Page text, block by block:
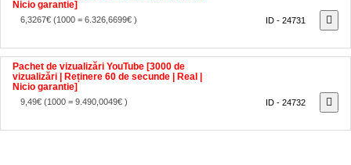
6,3267€(1000 = 6.326,6699€ )
Pachet de vizualizări YouTube [3000 de
vizualizări | Reținere 60 de secunde | Real |
Nicio garantie]
9,49€(1000 = 9.490,0049€ )